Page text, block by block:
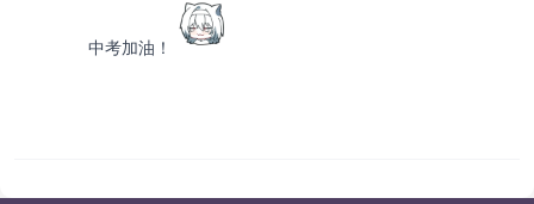
中考加油！